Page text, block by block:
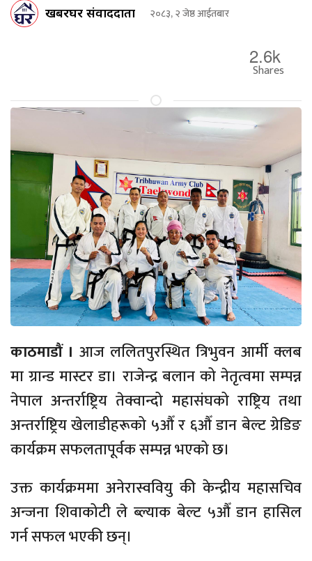
खबरघर संवाददाता २०८३, २ जेष्ठ आईतबार
2.6k
Shares
काठमाडौं । आज ललितपुरस्थित त्रिभुवन आर्मी क्लब
मा ग्रान्ड मास्टर डा। राजेन्द्र बलान को नेतृत्वमा सम्पन्न
नेपाल अन्तर्राष्ट्रिय तेक्वान्दो महासंघको राष्ट्रिय तथा
अन्तर्राष्ट्रिय खेलाडीहरूको ५औँ र ६औँ डान बेल्ट ग्रेडिङ
कार्यक्रम सफलतापूर्वक सम्पन्न भएको छ।
उक्त कार्यक्रममा अनेरास्ववियु की केन्द्रीय महासचिव
अन्जना शिवाकोटी ले ब्ल्याक बेल्ट ५औँ डान हासिल
गर्न सफल भएकी छन्।